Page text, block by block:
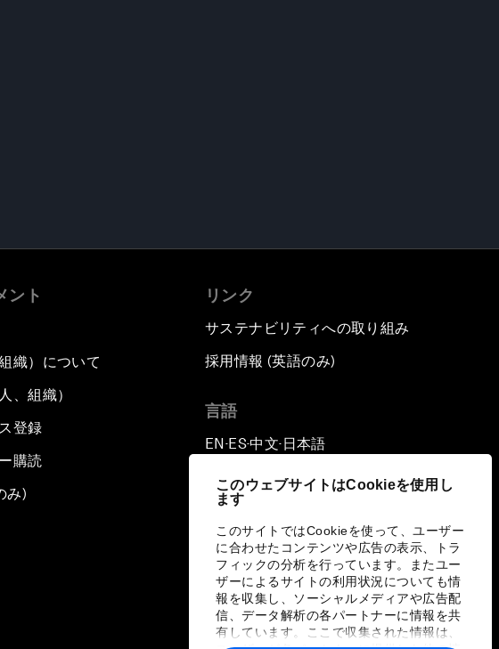
このウェブサイトはCookieを使用し
ます
このサイトではCookieを使って、ユーザー
に合わせたコンテンツや広告の表示、トラ
フィックの分析を行っています。またユー
ザーによるサイトの利用状況についても情
報を収集し、ソーシャルメディアや広告配
信、データ解析の各パートナーに情報を共
有しています。ここで収集された情報は、
ント
織）について
、組織）
登録
購読
み)
リンク
サステナビリティへの取り組み
採用情報 (英語のみ)
言語
EN ▪ES▪中文▪ 日本語